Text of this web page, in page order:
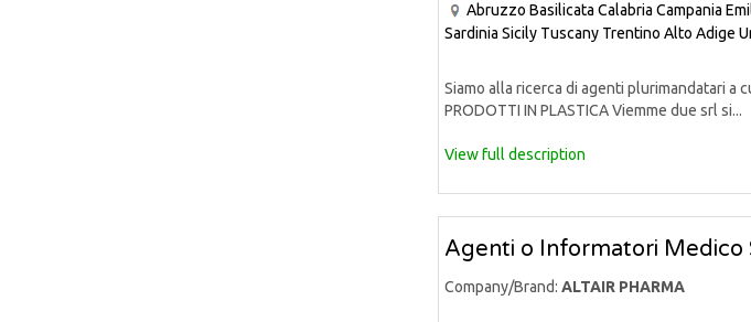
Abruzzo Basilicata Calabria Campania
Sardinia Sicily Tuscany Trentino Alto Adige
Siamo alla ricerca di agenti plurimandatari a
PRODOTTI IN PLASTICA Viemme due srl si...
View full description
Agenti o Informatori Medico
Company/Brand: ALTAIR PHARMA